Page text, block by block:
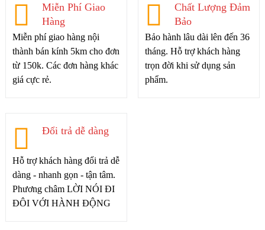
Miễn Phí Giao
Hàng
Miễn phí giao hàng nội
thành bán kính 5km cho đơn
từ 150k. Các đơn hàng khác
giá cực rẻ.
Chất Lượng Đảm
Bảo
Bảo hành lâu dài lên đến 36
tháng. Hỗ trợ khách hàng
trọn đời khi sử dụng sản
phẩm.
Đổi trả dễ dàng
Hỗ trợ khách hàng đổi trả dễ
dàng - nhanh gọn - tận tâm.
Phương châm LỜI NÓI ĐI
ĐÔI VỚI HÀNH ĐỘNG